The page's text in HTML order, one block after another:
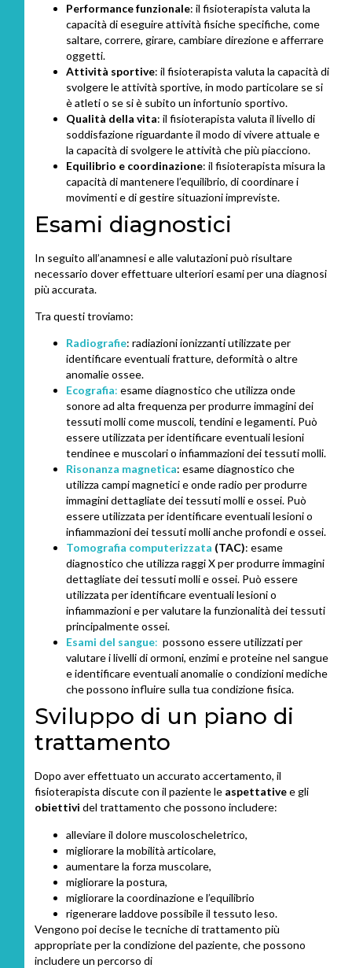
Performance funzionale: il fisioterapista valuta la
capacità di eseguire attività fisiche specifiche, come
saltare, correre, girare, cambiare direzione e afferrare
oggetti.
Attività sportive: il fisioterapista valuta la capacità di
svolgere le attività sportive, in modo particolare se si
è atleti o se si è subito un infortunio sportivo.
Qualità della vita: il fisioterapista valuta il livello di
soddisfazione riguardante il modo di vivere attuale e
la capacità di svolgere le attività che più piacciono.
Equilibrio e coordinazione: il fisioterapista misura la
capacità di mantenere l’equilibrio, di coordinare i
movimenti e di gestire situazioni impreviste.
Esami diagnostici
In seguito all’anamnesi e alle valutazioni può risultare
necessario dover effettuare ulteriori esami per una diagnosi
più accurata.
Tra questi troviamo:
Radiografie: radiazioni ionizzanti utilizzate per
identificare eventuali fratture, deformità o altre
anomalie ossee.
Ecografia: esame diagnostico che utilizza onde
sonore ad alta frequenza per produrre immagini dei
tessuti molli come muscoli, tendini e legamenti. Può
essere utilizzata per identificare eventuali lesioni
tendinee e muscolari o infiammazioni dei tessuti molli.
Risonanza magnetica: esame diagnostico che
utilizza campi magnetici e onde radio per produrre
immagini dettagliate dei tessuti molli e ossei. Può
essere utilizzata per identificare eventuali lesioni o
infiammazioni dei tessuti molli anche profondi e ossei.
Tomografia computerizzata (TAC): esame
diagnostico che utilizza raggi X per produrre immagini
dettagliate dei tessuti molli e ossei. Può essere
utilizzata per identificare eventuali lesioni o
infiammazioni e per valutare la funzionalità dei tessuti
principalmente ossei.
Esami del sangue: possono essere utilizzati per
valutare i livelli di ormoni, enzimi e proteine nel sangue
e identificare eventuali anomalie o condizioni mediche
che possono influire sulla tua condizione fisica.
Sviluppo di un piano di
trattamento
Dopo aver effettuato un accurato accertamento, il
fisioterapista discute con il paziente le aspettativee gli
obiettivi del trattamento che possono includere:
alleviare il dolore muscoloscheletrico,
migliorare la mobilità articolare,
aumentare la forza muscolare,
migliorare la postura,
migliorare la coordinazione e l’equilibrio
rigenerare laddove possibile il tessuto leso.
Vengono poi decise le tecniche di trattamento più
appropriate per la condizione del paziente, che possono
includere un percorso di